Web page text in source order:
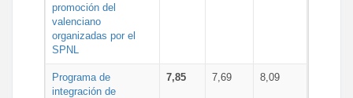
promoción del
valenciano
organizadas por el
SPNL
Programa de
integración de
7,85 7,69 8,09